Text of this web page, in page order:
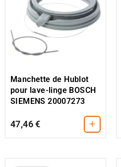
Manchette de Hublot
pour lave-linge BOSCH
SIEMENS 20007273
47,46 € +